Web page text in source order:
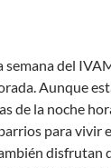
semana del
Aunque
de la noche
para vivir
disfrutan